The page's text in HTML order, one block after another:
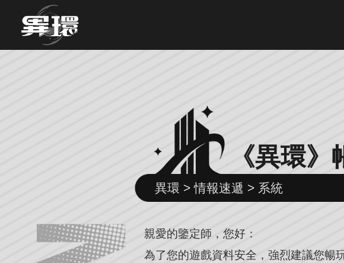
《異環
異環 > 情報速遞 > 系統
親愛的鑒定師，您好：
為了您的遊戲資料安全，強烈建議您暢